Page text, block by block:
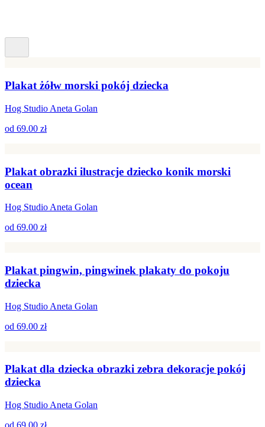
Plakat żółw morski pokój dziecka
Hog Studio Aneta Golan
od 69.00 zł
Plakat obrazki ilustracje dziecko konik morski
ocean
Hog Studio Aneta Golan
od 69.00 zł
Plakat pingwin, pingwinek plakaty do pokoju
dziecka
Hog Studio Aneta Golan
od 69.00 zł
Plakat dla dziecka obrazki zebra dekoracje pokój
dziecka
Hog Studio Aneta Golan
od 69.00 zł